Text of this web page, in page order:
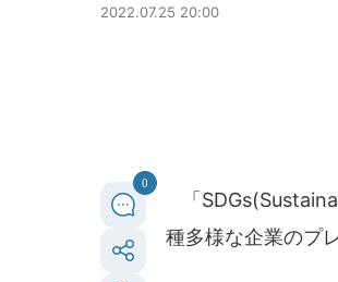
2022.07.25 20:00
0
「
種多様な企業のプ